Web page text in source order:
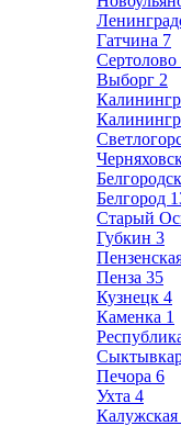
Гатчина 7
Сертолово
Выборг 2
Белгород
Старый
Губкин 3
Пенза 35
Кузнецк 4
Каменка 1
Печора 6
Ухта 4
Калужская